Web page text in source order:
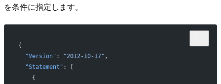
を条件に指定します。
{
  "Version"
: "2012-10-17" ,
  "Statement"
: [
    {